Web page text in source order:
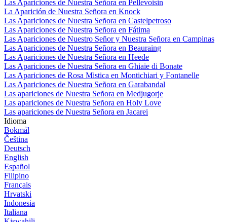
Las Apariciones de Nuestra Señora en Pellevoisin
La Aparición de Nuestra Señora en Knock
Las Apariciones de Nuestra Señora en Castelpetroso
Las Apariciones de Nuestra Señora en Fátima
Las Apariciones de Nuestro Señor y Nuestra Señora en Campinas
Las Apariciones de Nuestra Señora en Beauraing
Las Apariciones de Nuestra Señora en Heede
Las Apariciones de Nuestra Señora en Ghiaie di Bonate
Las Apariciones de Rosa Mistica en Montichiari y Fontanelle
Las Apariciones de Nuestra Señora en Garabandal
Las apariciones de Nuestra Señora en Medjugorje
Las apariciones de Nuestra Señora en Holy Love
Las apariciones de Nuestra Señora en Jacarei
Idioma
Bokmål
Čeština
Deutsch
English
Español
Filipino
Français
Hrvatski
Indonesia
Italiana